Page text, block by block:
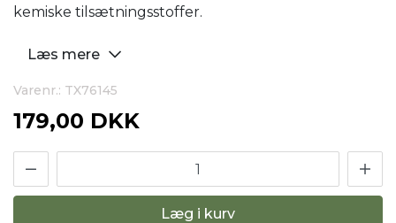
kemiske tilsætningsstoffer.
Læs mere
Varenr.: TX76145
179,00 DKK
Læg i kurv